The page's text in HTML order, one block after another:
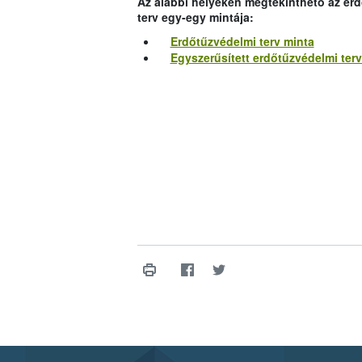
terv egy-egy mintája:
Erdőtűzvédelmi terv minta
Egyszerűsített erdőtűzvédelmi